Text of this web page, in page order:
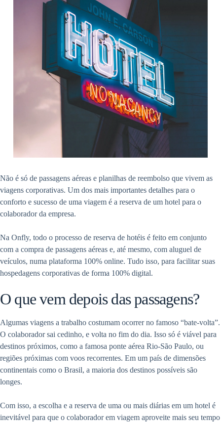
Não é só de passagens aéreas e planilhas de reembolso que vivem as
viagens corporativas. Um dos mais importantes detalhes para o
conforto e sucesso de uma viagem é a reserva de um hotel para o
colaborador da empresa.
Na Onfly, todo o processo de reserva de hotéis é feito em conjunto
com a compra de passagens aéreas e, até mesmo, com aluguel de
veículos, numa plataforma 100% online. Tudo isso, para facilitar suas
hospedagens corporativas de forma 100% digital.
O que vem depois das passagens?
Algumas viagens a trabalho costumam ocorrer no famoso “bate-volta”.
O colaborador sai cedinho, e volta no fim do dia. Isso só é viável para
destinos próximos, como a famosa ponte aérea Rio-São Paulo, ou
regiões próximas com voos recorrentes. Em um país de dimensões
continentais como o Brasil, a maioria dos destinos possíveis são
longes.
Com isso, a escolha e a reserva de uma ou mais diárias em um hotel é
inevitável para que o colaborador em viagem aproveite mais seu tempo